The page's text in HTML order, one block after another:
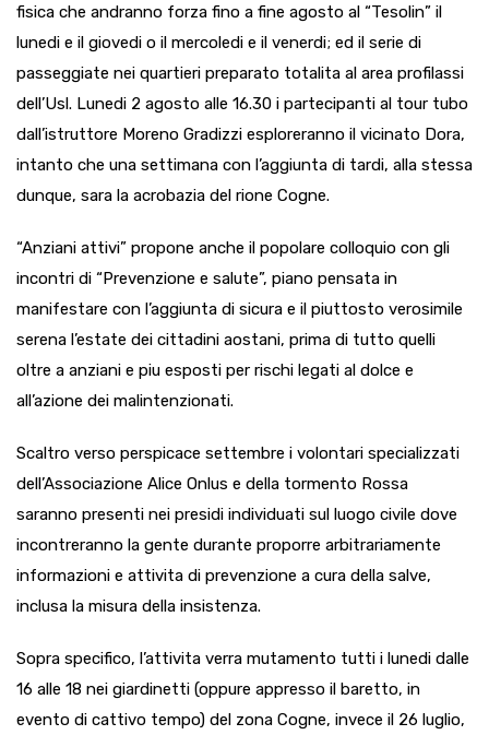
fisica che andranno forza fino a fine agosto al “Tesolin” il
lunedi e il giovedi o il mercoledi e il venerdi; ed il serie di
passeggiate nei quartieri preparato totalita al area profilassi
dell’Usl. Lunedi 2 agosto alle 16.30 i partecipanti al tour tubo
dall’istruttore Moreno Gradizzi esploreranno il vicinato Dora,
intanto che una settimana con l’aggiunta di tardi, alla stessa
dunque, sara la acrobazia del rione Cogne.
“Anziani attivi” propone anche il popolare colloquio con gli
incontri di “Prevenzione e salute”, piano pensata in
manifestare con l’aggiunta di sicura e il piuttosto verosimile
serena l’estate dei cittadini aostani, prima di tutto quelli
oltre a anziani e piu esposti per rischi legati al dolce e
all’azione dei malintenzionati.
Scaltro verso perspicace settembre i volontari specializzati
dell’Associazione Alice Onlus e della tormento Rossa
saranno presenti nei presidi individuati sul luogo civile dove
incontreranno la gente durante proporre arbitrariamente
informazioni e attivita di prevenzione a cura della salve,
inclusa la misura della insistenza.
Sopra specifico, l’attivita verra mutamento tutti i lunedi dalle
16 alle 18 nei giardinetti (oppure appresso il baretto, in
evento di cattivo tempo) del zona Cogne, invece il 26 luglio,